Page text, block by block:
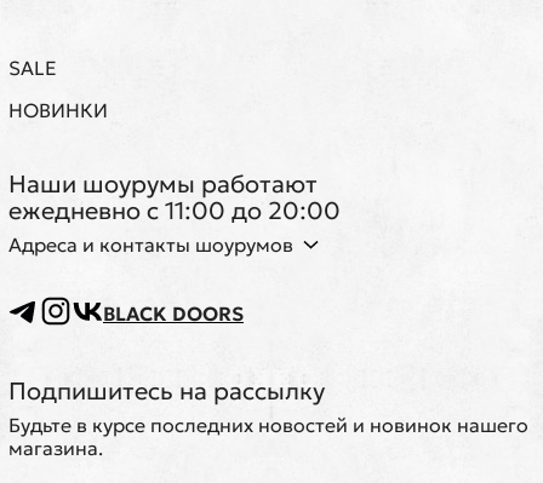
SALE
НОВИНКИ
Наши шоурумы работают
ежедневно с 11:00 до 20:00
Адреса и контакты шоурумов
BLACK DOORS
Подпишитесь на рассылку
Будьте в курсе последних новостей и новинок нашего
магазина.